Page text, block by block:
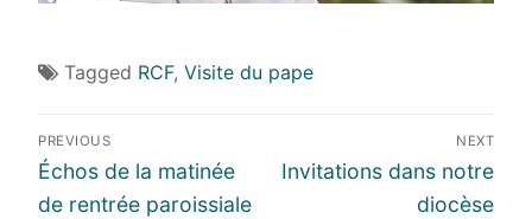
Tagged RCF, Visite du pape
Navigation
de
l’article
PREVIOUS
Previous
post:
Échos de la matinée
de rentrée paroissiale
NEXT
Next
Invitations dans notre
diocèse